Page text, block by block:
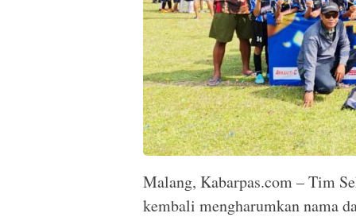
Malang, Kabarpas.com – Tim
kembali mengharumkan nama